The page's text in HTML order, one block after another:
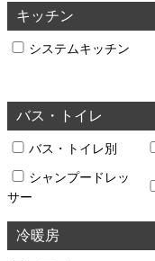
キッチン
システムキッチン
バス・トイレ
バス・トイレ別
シャンプードレッ
サー
冷暖房